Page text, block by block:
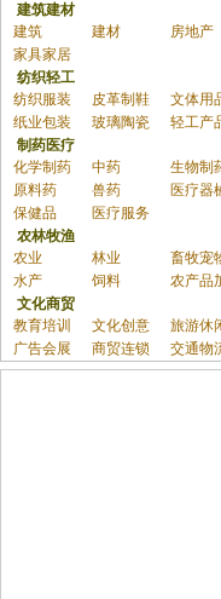
建筑建材
建筑
建材
房地产
家具家居
纺织轻工
纺织服装
皮革制鞋
文体用
纸业包装
玻璃陶瓷
轻工产
制药医疗
化学制药
中药
生物制
原料药
兽药
医疗器
保健品
医疗服务
农林牧渔
农业
林业
畜牧宠
水产
饲料
农产品
文化商贸
教育培训
文化创意
旅游休
广告会展
商贸连锁 交通物